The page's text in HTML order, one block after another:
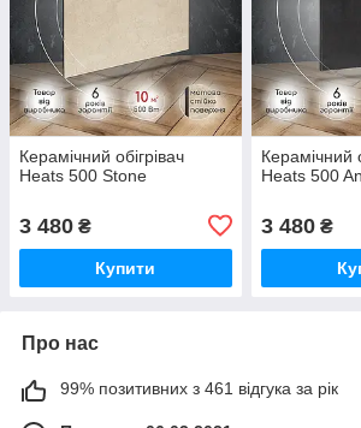
Керамічний обігрівач
Heats 500 Stone
3 480 ₴
Купити
Керамічний
Heats 500
3 480₴
Про нас
99% позитивних з 461 відгука за рік